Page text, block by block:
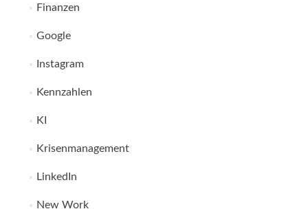
Finanzen
Google
Instagram
Kennzahlen
KI
Krisenmanagement
LinkedIn
New Work